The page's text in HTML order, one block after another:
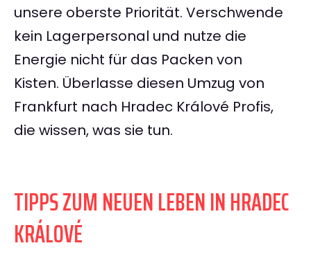
unsere oberste Priorität. Verschwende
kein Lagerpersonal und nutze die
Energie nicht für das Packen von
Kisten. Überlasse diesen Umzug von
Frankfurt nach Hradec Králové Profis,
die wissen, was sie tun.
TIPPS ZUM NEUEN LEBEN IN HRADEC
KRÁLOVÉ